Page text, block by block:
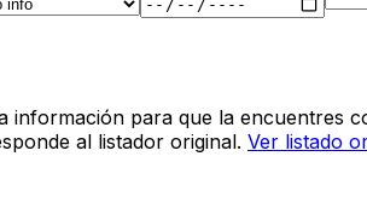
información para que la encuentres
al listador original. Ver listado